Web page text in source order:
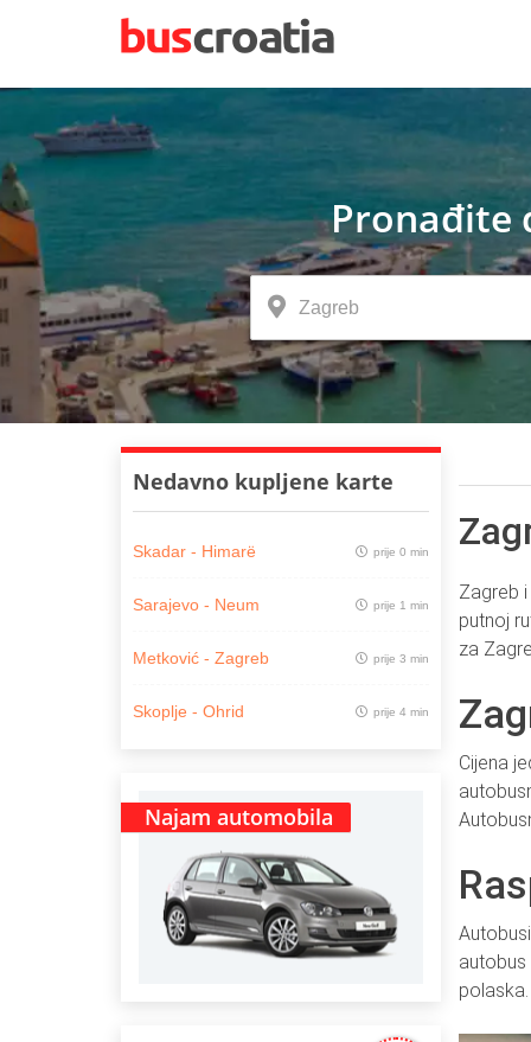
Pronađite
Nedavno kupljene karte
Skadar - Himarë prije 0 min
Sarajevo - Neum prije 1 min
Metković - Zagreb prije 3 min
Skoplje - Ohrid prije 4 min
Najam automobila
Zagreb
putnoj
za
Cijena